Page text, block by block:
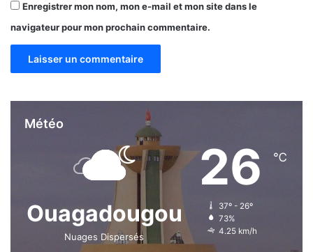
Enregistrer mon nom, mon e-mail et mon site dans le
navigateur pour mon prochain commentaire.
Météo
Ouagadougou
Nuages Dispersés
26 ℃
37º - 26º
73%
4.25 km/h